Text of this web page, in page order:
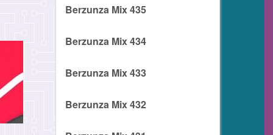
Berzunza Mix 435
Berzunza Mix 434
Berzunza Mix 433
Berzunza Mix 432